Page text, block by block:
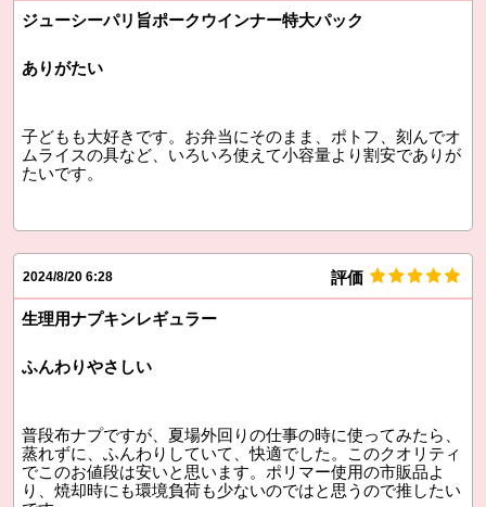
ジューシーパリ旨ポークウインナー特大パック
ありがたい
子どもも大好きです。お弁当にそのまま、ポトフ、刻んでオ
ムライスの具など、いろいろ使えて小容量より割安でありが
たいです。
2024/8/20 6:28 評価
生理用ナプキンレギュラー
ふんわりやさしい
普段布ナプですが、夏場外回りの仕事の時に使ってみたら、
蒸れずに、ふんわりしていて、快適でした。このクオリティ
でこのお値段は安いと思います。ポリマー使用の市販品よ
り、焼却時にも環境負荷も少ないのではと思うので推したい